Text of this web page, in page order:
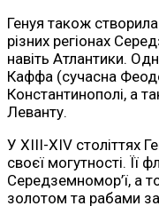
Генуя також
різних регіонах
навіть Атлантики.
Каффа (сучасна
Константинополі, а
Леванту.
У XIII-XIV століттях
своєї могутності. Її
Середземномор’ї, а
золотом та рабами